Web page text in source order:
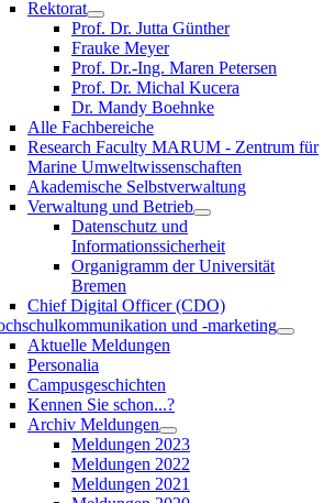
Rektorat
Prof. Dr. Jutta Günther
Frauke Meyer
Prof. Dr.-Ing. Maren Petersen
Prof. Dr. Michal Kucera
Dr. Mandy Boehnke
Alle Fachbereiche
Research Faculty MARUM - Zentrum für
Marine Umweltwissenschaften
Akademische Selbstverwaltung
Verwaltung und Betrieb
Datenschutz und
Informationssicherheit
Organigramm der Universität
Bremen
Chief Digital Officer (CDO)
und -marketing
Aktuelle Meldungen
Personalia
Campusgeschichten
Kennen Sie schon...?
Archiv Meldungen
Meldungen 2023
Meldungen 2022
Meldungen 2021